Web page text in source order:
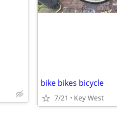
bike bikes bicycle
7/21 Key West